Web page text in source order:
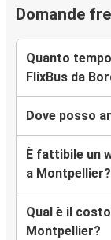
Domande
Quanto
FlixBus da
Dove posso
È fattibile un
a Montpellier?
Qual è il
Montpellier?